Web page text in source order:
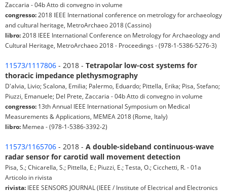
Zaccaria - 04b Atto di convegno in volume
congresso: 2018 IEEE International conference on metrology for archaeology
and cultural heritage, MetroArchaeo 2018 (Cassino)
libro: 2018 IEEE International Conference on Metrology for Archaeology and
Cultural Heritage, MetroArchaeo 2018 - Proceedings - (978-1-5386-5276-3)
11573/1117806 - 2018 - Tetrapolar low-cost systems for
thoracic impedance plethysmography
D'alvia, Livio; Scalona, Emilia; Palermo, Eduardo; Pittella, Erika; Pisa, Stefano;
Piuzzi, Emanuele; Del Prete, Zaccaria - 04b Atto di convegno in volume
congresso: 13th Annual IEEE International Symposium on Medical
Measurements & Applications, MEMEA 2018 (Rome, Italy)
libro: Memea - (978-1-5386-3392-2)
11573/1165706 - 2018 - A double-sideband continuous-wave
radar sensor for carotid wall movement detection
Pisa, S.; Chicarella, S.; Pittella, E.; Piuzzi, E.; Testa, O.; Cicchetti, R. - 01a
Articolo in rivista
rivista: IEEE SENSORS JOURNAL (IEEE / Institute of Electrical and Electronics